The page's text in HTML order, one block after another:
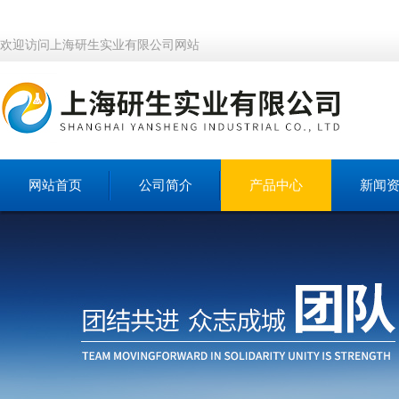
欢迎访问上海研生实业有限公司网站
网站首页 公司简介 产品中心 新闻